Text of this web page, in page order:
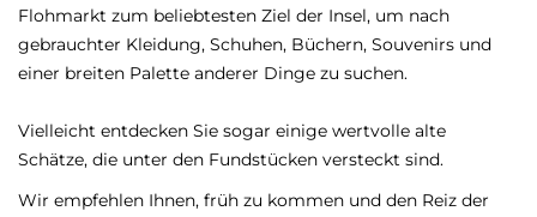
Flohmarkt zum beliebtesten Ziel der Insel, um nach
gebrauchter Kleidung, Schuhen, Büchern, Souvenirs und
einer breiten Palette anderer Dinge zu suchen.
Vielleicht entdecken Sie sogar einige wertvolle alte
Schätze, die unter den Fundstücken versteckt sind.
Wir empfehlen Ihnen, früh zu kommen und den Reiz der